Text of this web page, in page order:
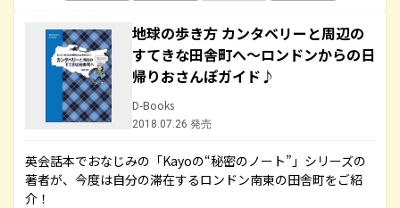
地球の歩き方 カンタベリーと周辺の
すてきな田舎町へ～ロンドンからの日
帰りおさんぽガイド♪
D-Books
2018.07.26 発売
英会話本でおなじみの「Kayoの“秘密のノート”」シリーズの
著者が、今度は自分の滞在するロンドン南東の田舎町をご紹
介！